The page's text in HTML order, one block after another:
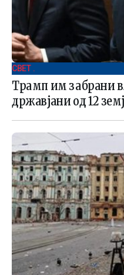
СВЕТ .
Трамп им забрани
државјани од 12